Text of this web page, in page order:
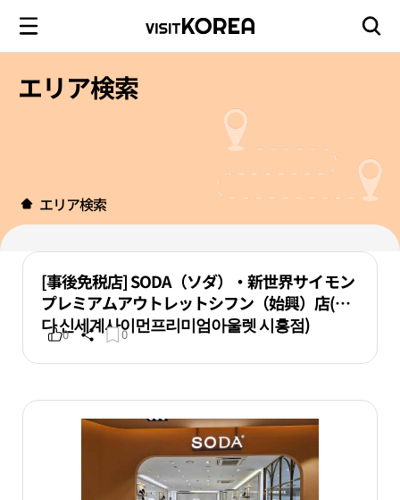
エリア検索
エリア検索
[事後免税店] SODA（ソダ）・新世界サイモン
プレミアムアウトレットシフン（始興）店(소
다 신세계사이먼프리미엄아울렛 시흥점)
0 0